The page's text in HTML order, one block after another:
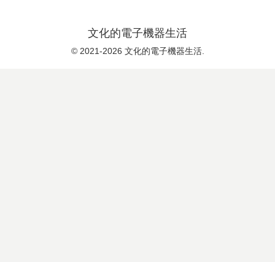
文化的電子機器生活
© 2021-2026 文化的電子機器生活.